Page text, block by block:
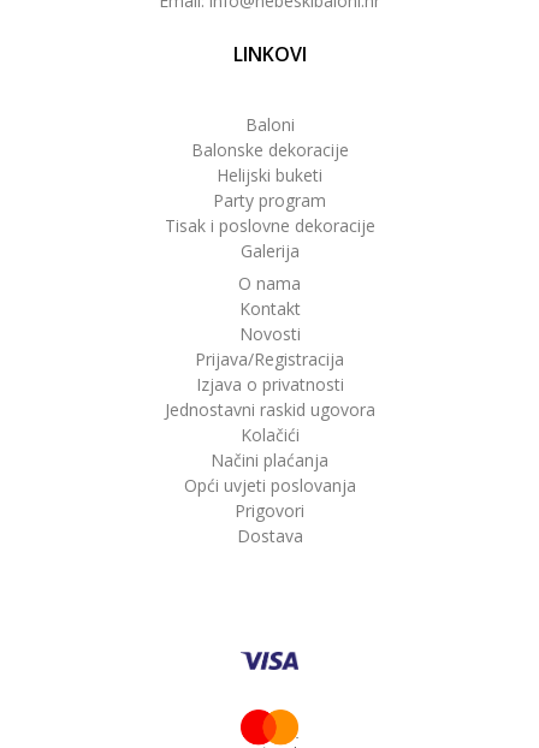
LINKOVI
Baloni
Balonske dekoracije
Helijski buketi
Party program
Tisak i poslovne dekoracije
Galerija
O nama
Kontakt
Novosti
Prijava/Registracija
Izjava o privatnosti
Jednostavni raskid ugovora
Kolačići
Načini plaćanja
Opći uvjeti poslovanja
Prigovori
Dostava